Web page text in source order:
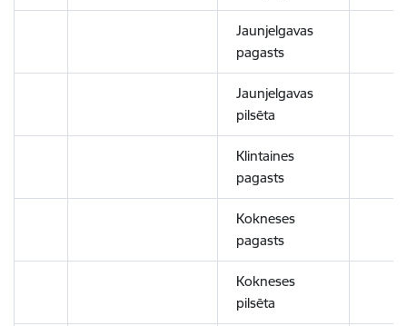
Jaunjelgavas
pagasts
Jaunjelgavas
pilsēta
Klintaines
pagasts
Kokneses
pagasts
Kokneses
pilsēta